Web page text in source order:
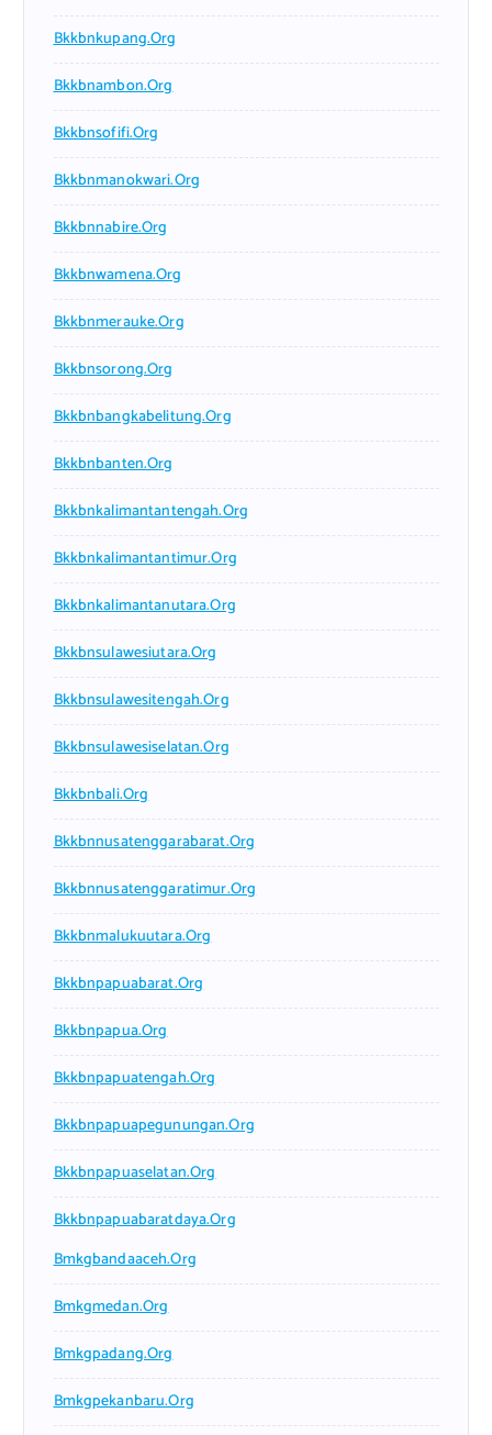
Bkkbnkupang.org
Bkkbnambon.org
Bkkbnsofifi.org
Bkkbnmanokwari.org
Bkkbnnabire.org
Bkkbnwamena.org
Bkkbnmerauke.org
Bkkbnsorong.org
Bkkbnbangkabelitung.org
Bkkbnbanten.org
Bkkbnkalimantantengah.org
Bkkbnkalimantantimur.org
Bkkbnkalimantanutara.org
Bkkbnsulawesiutara.org
Bkkbnsulawesitengah.org
Bkkbnsulawesiselatan.org
Bkkbnbali.org
Bkkbnnusatenggarabarat.org
Bkkbnnusatenggaratimur.org
Bkkbnmalukuutara.org
Bkkbnpapuabarat.org
Bkkbnpapua.org
Bkkbnpapuatengah.org
Bkkbnpapuapegunungan.org
Bkkbnpapuaselatan.org
Bkkbnpapuabaratdaya.org
Bmkgbandaaceh.org
Bmkgmedan.org
Bmkgpadang.org
Bmkgpekanbaru.org